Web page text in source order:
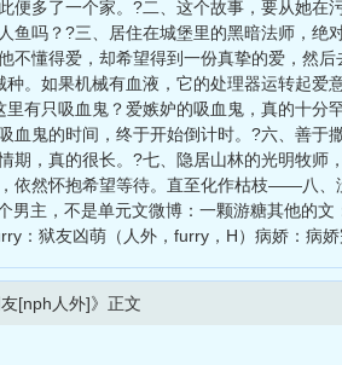
多了一个家。?二、这个故事，要从她在
吗？?三、居住在城堡里的黑暗法师，绝
懂得爱，却希望得到一份真挚的爱，然
。如果机械有血液，它的处理器运转起爱
有只吸血鬼？爱嫉妒的吸血鬼，真的十分
鬼的时间，终于开始倒计时。?六、善于
，真的很长。?七、隐居山林的光明牧师
依然怀抱希望等待。直至化作枯枝——八、
主，不是单元文微博：一颗游糖其他的
：狱友凶萌（人外，furry，H）病娇：病
友[nph人外]》正文